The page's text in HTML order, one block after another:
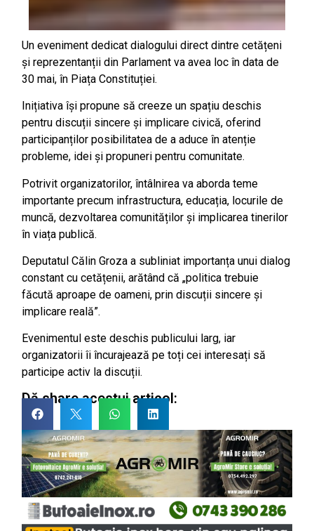
Un eveniment dedicat dialogului direct dintre cetățeni
și reprezentanții din Parlament va avea loc în data de
30 mai, în Piața Constituției.
Inițiativa își propune să creeze un spațiu deschis
pentru discuții sincere și implicare civică, oferind
participanților posibilitatea de a aduce în atenție
probleme, idei și propuneri pentru comunitate.
Potrivit organizatorilor, întâlnirea va aborda teme
importante precum infrastructura, educația, locurile de
muncă, dezvoltarea comunităților și implicarea tinerilor
în viața publică.
Deputatul Călin Groza a subliniat importanța unui dialog
constant cu cetățenii, arătând că „politica trebuie
făcută aproape de oameni, prin discuții sincere și
implicare reală”.
Evenimentul este deschis publicului larg, iar
organizatorii îi încurajează pe toți cei interesați să
participe activ la discuții.
Dă share acestui articol: